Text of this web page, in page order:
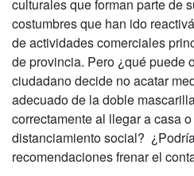
culturales que forman parte de
costumbres que han ido
de actividades comerciales
de provincia. Pero ¿qué puede
ciudadano decide no acatar
adecuado de la doble
correctamente al llegar a casa
distanciamiento social?
recomendaciones frenar el